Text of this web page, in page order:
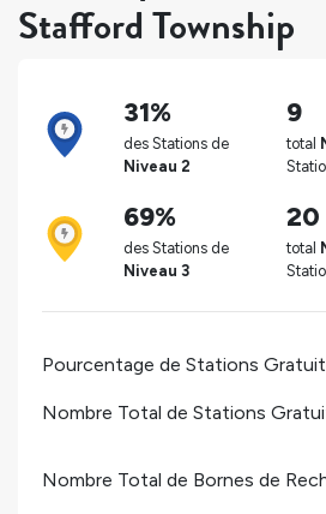
Stafford Township
31%
des Stations de
Niveau 2
9
total
69%
des Stations de
Niveau 3
20
total
Pourcentage de Stations
Nombre Total de Stations
Nombre Total de Bornes de